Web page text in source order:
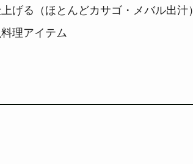
げる（ほとんどカサゴ・メバル出汁）
理アイテム